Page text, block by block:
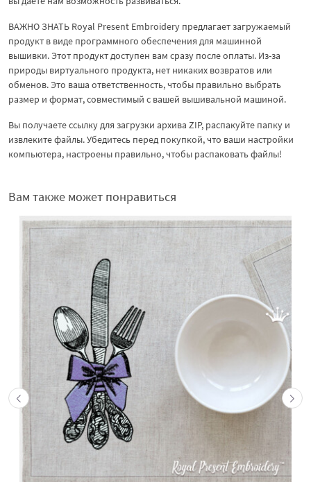
ВАЖНО ЗНАТЬ Royal Present Embroidery предлагает загружаемый
продукт в виде программного обеспечения для машинной
вышивки. Этот продукт доступен вам сразу после оплаты. Из-за
природы виртуального продукта, нет никаких возвратов или
обменов. Это ваша ответственность, чтобы правильно выбрать
размер и формат, совместимый с вашей вышивальной машиной.
Вы получаете ссылку для загрузки архива ZIP, распакуйте папку и
извлеките файлы. Убедитесь перед покупкой, что ваши настройки
компьютера, настроены правильно, чтобы распаковать файлы!
Вам также может понравиться